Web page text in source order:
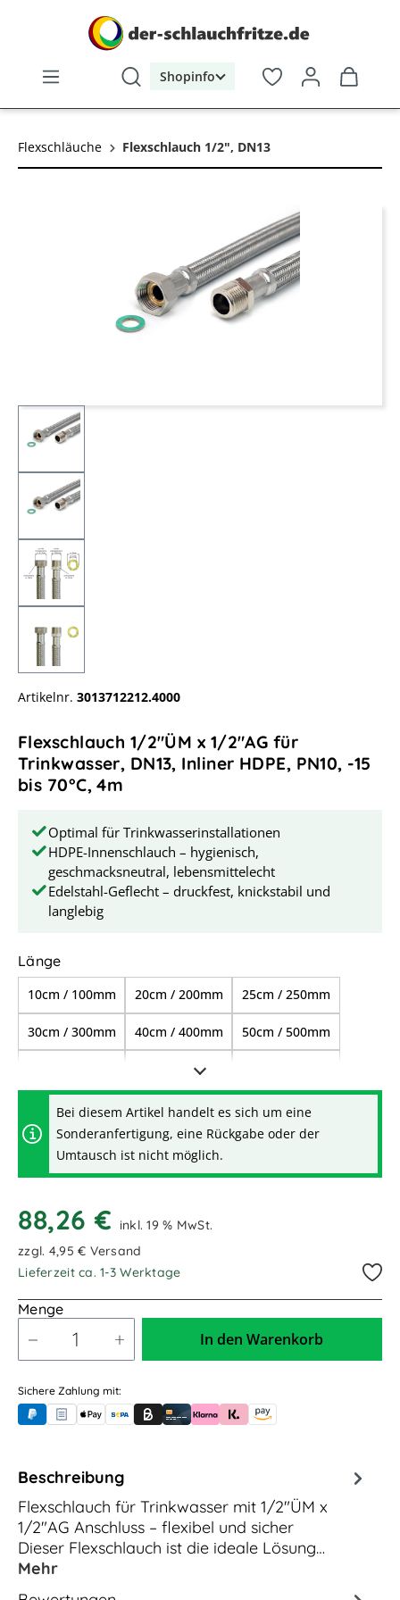
Shopinfo
Flexschläuche Flexschlauch 1/2", DN13
Artikelnr. 3013712212.4000
Flexschlauch 1/2"ÜM x 1/2"AG für
Trinkwasser, DN13, Inliner HDPE, PN10, -15
bis 70°C, 4m
Optimal für Trinkwasserinstallationen
HDPE-Innenschlauch – hygienisch,
geschmacksneutral, lebensmittelecht
Edelstahl-Geflecht – druckfest, knickstabil und
langlebig
Längeauswählen
10cm / 100mm 20cm / 200mm 25cm / 250mm
30cm / 300mm 40cm / 400mm 50cm / 500mm
70cm / 700mm
85cm / 850mm 1,00m / 1.000mm 1,20m / 1.200mm
1,50m / 1.500mm 2,00m / 2.000mm
2,50m / 2.500mm 3,00m / 3.000mm
4,00m / 4.000mm
6,50m / 6.500mm
Bei diesem Artikel handelt es sich um eine
Sonderanfertigung, eine Rückgabe oder der
Umtausch ist nicht möglich.
88,26 €
inkl. 19 % MwSt.
zzgl. 4,95 € Versand
Lieferzeit ca. 1-3 Werktage
Menge
In den Warenkorb
Sichere Zahlung mit:
PayPalRechnungskauf (für Behörden)
Apple PayBanküberweisung (vorab)
Rechnungskauf (Billie)
Kreditkarte
Rechnung oder Ratenkauf (Klarna)
Sofortüberweisung (Klarna)
Amazon Pay
Beschreibung
Flexschlauch für Trinkwasser mit 1/2"ÜM x
1/2"AG Anschluss – flexibel und sicher
Dieser Flexschlauch ist die ideale Lösung…
Mehr